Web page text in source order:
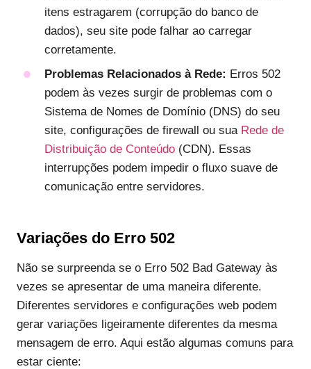
itens estragarem (corrupção do banco de
dados), seu site pode falhar ao carregar
corretamente.
Problemas Relacionados à Rede: Erros 502
podem às vezes surgir de problemas com o
Sistema de Nomes de Domínio (DNS) do seu
site, configurações de firewall ou sua Rede de
Distribuição de Conteúdo (CDN). Essas
interrupções podem impedir o fluxo suave de
comunicação entre servidores.
Variações do Erro 502
Não se surpreenda se o Erro 502 Bad Gateway às
vezes se apresentar de uma maneira diferente.
Diferentes servidores e configurações web podem
gerar variações ligeiramente diferentes da mesma
mensagem de erro. Aqui estão algumas comuns para
estar ciente: